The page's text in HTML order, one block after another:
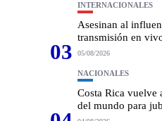
03
INTERNACIONALES
Asesinan al
transmisión en
05/08/2026
NACIONALES
Costa Rica vuelve
del mundo para